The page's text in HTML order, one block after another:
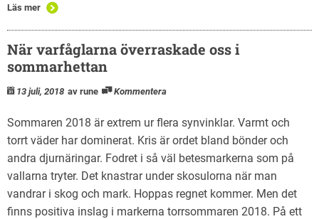
Läs mer
När varfåglarna överraskade oss i
sommarhettan
13 juli, 2018 av rune Kommentera
Sommaren 2018 är extrem ur flera synvinklar. Varmt och
torrt väder har dominerat. Kris är ordet bland bönder och
andra djurnäringar. Fodret i så väl betesmarkerna som på
vallarna tryter. Det knastrar under skosulorna när man
vandrar i skog och mark. Hoppas regnet kommer. Men det
finns positiva inslag i markerna torrsommaren 2018. På ett